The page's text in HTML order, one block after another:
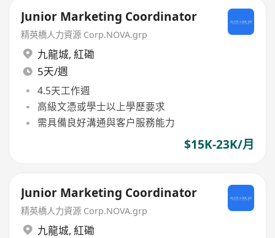
Junior Marketing Coordinator
精英橋人力資源 Corp.NOVA.grp
九龍城, 紅磡
5天/週
4.5天工作週
高級文憑或學士以上學歷要求
需具備良好溝通與客户服務能力
$15K-23K/月
Junior Marketing Coordinator
精英橋人力資源 Corp.NOVA.grp
九龍城, 紅磡